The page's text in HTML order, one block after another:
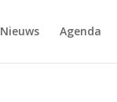
Nieuws Agenda